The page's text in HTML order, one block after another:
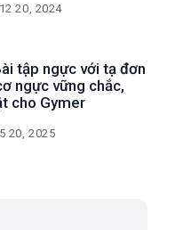
20, 2024
tập ngực với tạ đơn
ngực vững chắc,
cho Gymer
20, 2025